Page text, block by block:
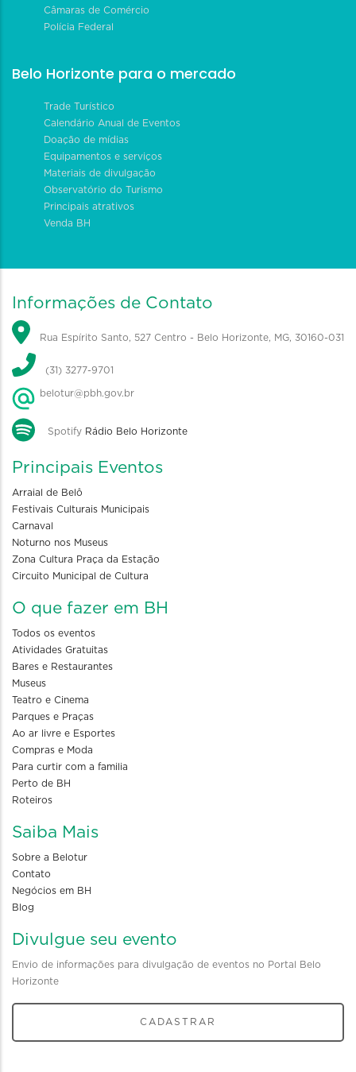
Câmaras de Comércio
Polícia Federal
Belo Horizonte para o mercado
Trade Turístico
Calendário Anual de Eventos
Doação de mídias
Equipamentos e serviços
Materiais de divulgação
Observatório do Turismo
Principais atrativos
Venda BH
Informações de Contato
Rua Espírito Santo, 527 Centro - Belo Horizonte, MG, 30160-031
(31) 3277-9701
belotur@pbh.gov.br
Spotify Rádio Belo Horizonte
Principais Eventos
Arraial de Belô
Festivais Culturais Municipais
Carnaval
Noturno nos Museus
Zona Cultura Praça da Estação
Circuito Municipal de Cultura
O que fazer em BH
Todos os eventos
Atividades Gratuitas
Bares e Restaurantes
Museus
Teatro e Cinema
Parques e Praças
Ao ar livre e Esportes
Compras e Moda
Para curtir com a familia
Perto de BH
Roteiros
Saiba Mais
Sobre a Belotur
Contato
Negócios em BH
Blog
Divulgue seu evento
Envio de informações para divulgação de eventos no Portal Belo
Horizonte
CADASTRAR